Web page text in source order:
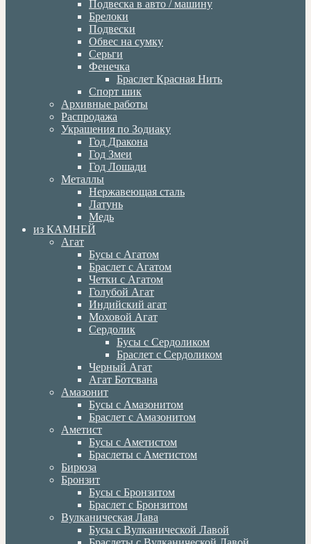
Подвеска в авто / машину
Брелоки
Подвески
Обвес на сумку
Серьги
Фенечка
Браслет Красная Нить
Спорт шик
Архивные работы
Распродажа
Украшения по Зодиаку
Год Дракона
Год Змеи
Год Лошади
Металлы
Нержавеющая сталь
Латунь
Медь
из КАМНЕЙ
Агат
Бусы с Агатом
Браслет с Агатом
Четки с Агатом
Голубой Агат
Индийский агат
Моховой Агат
Сердолик
Бусы с Сердоликом
Браслет с Сердоликом
Черный Агат
Агат Ботсвана
Амазонит
Бусы с Амазонитом
Браслет с Амазонитом
Аметист
Бусы с Аметистом
Браслеты с Аметистом
Бирюза
Бронзит
Бусы с Бронзитом
Браслет с Бронзитом
Вулканическая Лава
Бусы с Вулканической Лавой